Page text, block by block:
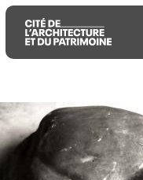
Aller
au
contenu
principal
Aller
au
menu
principal
Aller
à
la
recherche